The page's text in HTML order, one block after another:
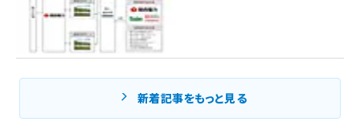
新着記事をもっと見る